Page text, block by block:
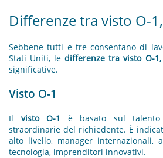
Differenze tra visto O-
Sebbene tutti e tre consentano di
Stati Uniti, ledifferenze tra visto O-1,
significative.
Visto O-1
Il visto O-1
è basato sul talento
straordinarie del richiedente. È
alto livello, manager internazionali,
tecnologia, imprenditori innovativi.